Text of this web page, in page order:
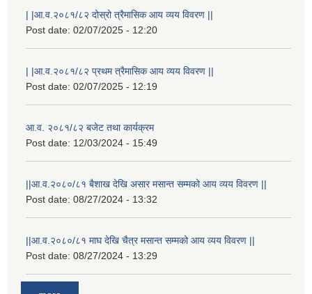
| |आ.व.२०८१/८२ दोस्रो त्रैमासिक आय व्यय विवरण ||
Post date: 02/07/2025 - 12:20
| |आ.व.२०८१/८२ प्रथम त्रैमासिक आय व्यय विवरण ||
Post date: 02/07/2025 - 12:19
आ.व. २०८१/८२ बजेट तथा कार्यक्रम
Post date: 12/03/2024 - 15:49
||आ.व.२०८०/८१ बैशाख देखि असार मसान्त सम्मको आय व्यय विवरण ||
Post date: 08/27/2024 - 13:32
||आ.व.२०८०/८१ माघ देखि चैत्र मसान्त सम्मको आय व्यय विवरण ||
Post date: 08/27/2024 - 13:29